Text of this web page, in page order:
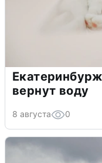
вернут воду
8 августа 0